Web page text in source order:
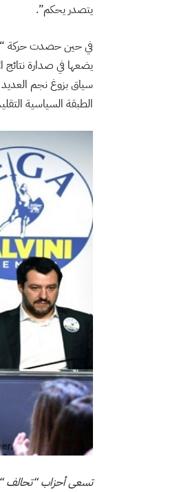
يتصدر يحكم”.
سياق بزوغ نجم العديد
الطبقة السياسية
تسعى أحزاب “تحالف